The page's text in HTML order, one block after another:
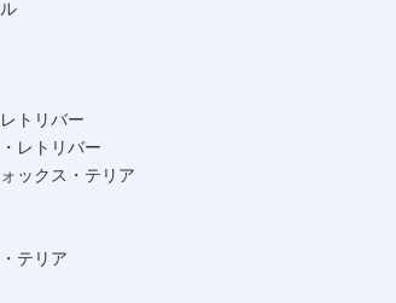
トリバー
レトリバー
ックス・テリア
テリア